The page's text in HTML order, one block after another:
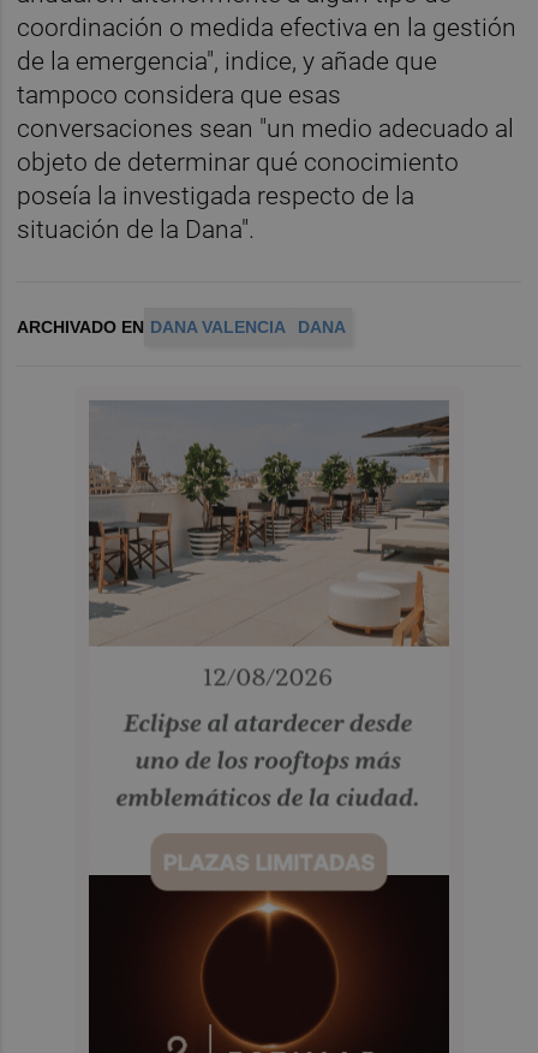
coordinación o medida efectiva en la gestión
de la emergencia", indice, y añade que
tampoco considera que esas
conversaciones sean "un medio adecuado al
objeto de determinar qué conocimiento
poseía la investigada respecto de la
situación de la Dana".
ARCHIVADO EN DANA VALENCIA DANA